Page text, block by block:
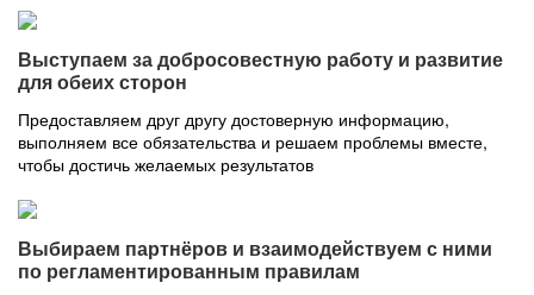
Выступаем за добросовестную работу и развитие
для обеих сторон
Предоставляем друг другу достоверную информацию,
выполняем все обязательства и решаем проблемы вместе,
чтобы достичь желаемых результатов
Выбираем партнёров и взаимодействуем с ними
по регламентированным правилам